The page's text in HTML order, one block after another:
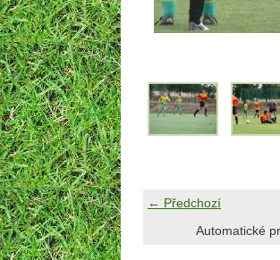
← Předchozí
Automatické